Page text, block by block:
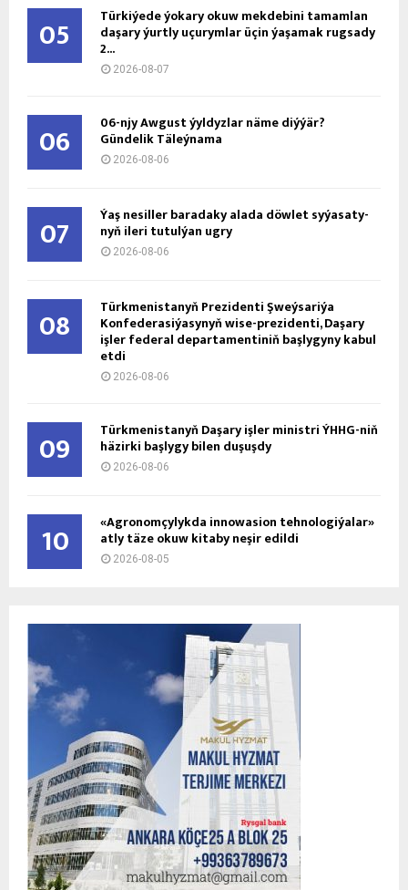
05 Türkiýede ýokary okuw mekdebini tamamlan
daşary ýurtly uçurymlar üçin ýaşamak rugsady
2...
2026-08-07
06 06-njy Awgust ýyldyzlar näme diýýär?
Gündelik Täleýnama
2026-08-06
07 Ýaş ne­sil­ler ba­ra­da­ky ala­da döw­let sy­ýa­sa­ty­
nyň ile­ri tu­tul­ýan ug­ry
2026-08-06
08 Türkmenistanyň Prezidenti Şweýsariýa
Konfederasiýasynyň wise-prezidenti, Daşary
işler federal departamentiniň başlygyny kabul
etdi
2026-08-06
09 Türkmenistanyň Daşary işler ministri ÝHHG-niň
häzirki başlygy bilen duşuşdy
2026-08-06
10 «Agronomçylykda innowasion tehnologiýalar»
atly täze okuw kitaby neşir edildi
2026-08-05